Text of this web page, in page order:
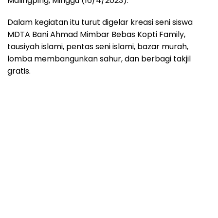
Dalam kegiatan itu turut digelar kreasi seni siswa
MDTA Bani Ahmad Mimbar Bebas Kopti Family,
tausiyah islami, pentas seni islami, bazar murah,
lomba membangunkan sahur, dan berbagi takjil
gratis.